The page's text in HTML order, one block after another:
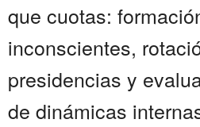
que cuotas:
inconscientes,
presidencias y
de dinámicas